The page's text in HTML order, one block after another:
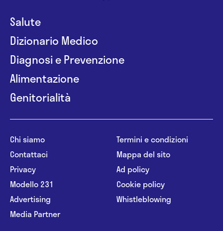
Salute
Dizionario Medico
Diagnosi e Prevenzione
Alimentazione
Genitorialità
Chi siamo
Contattaci
Privacy
Modello 231
Advertising
Media Partner
Termini e condizioni
Mappa del sito
Ad policy
Cookie policy
Whistleblowing